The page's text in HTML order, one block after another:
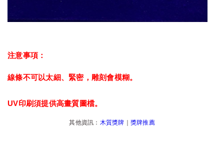
注意事項：
線條不可以太細、緊密，雕刻會模糊。
UV印刷須提供高畫質圖檔。
其他資訊： 木質獎牌 獎牌推薦